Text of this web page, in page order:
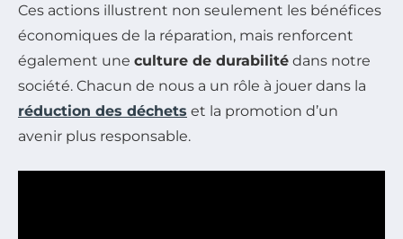
Ces actions illustrent non seulement les bénéfices
économiques de la réparation, mais renforcent
également une culture de durabilité dans notre
société. Chacun de nous a un rôle à jouer dans la
réduction des déchets et la promotion d’un
avenir plus responsable.